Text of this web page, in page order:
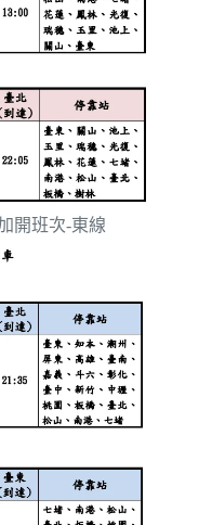
開班次-東線